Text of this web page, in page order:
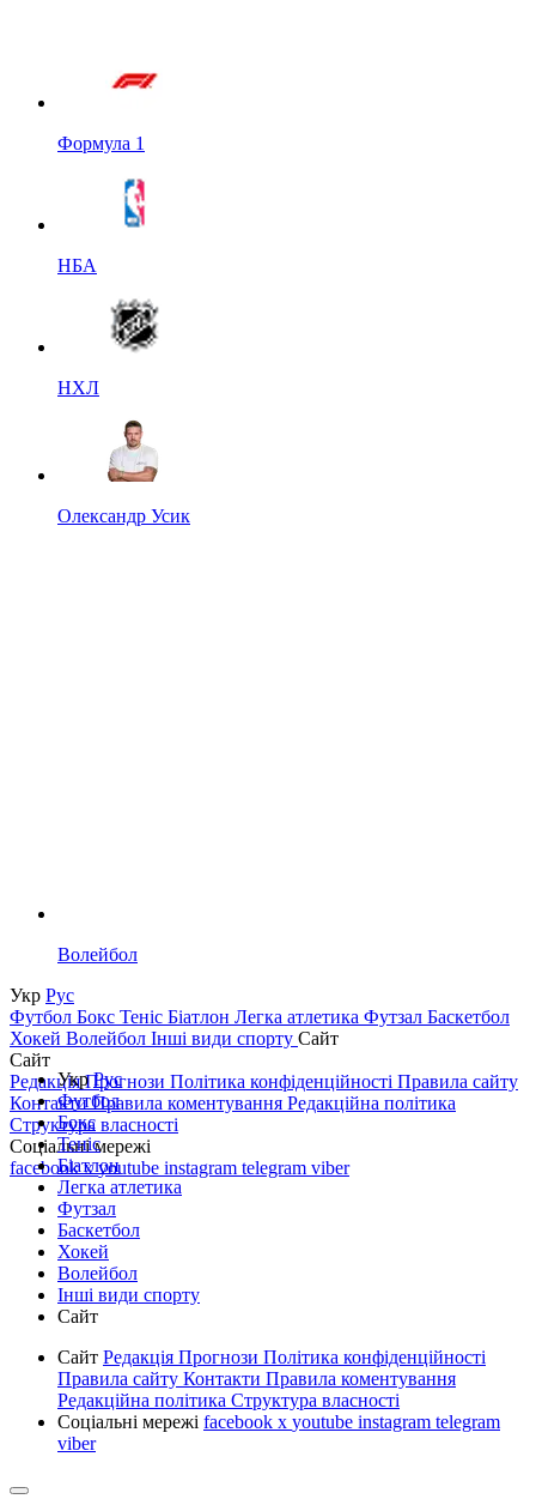
Формула 1
НБА
НХЛ
Олександр Усик
Волейбол
Укр Рус
Футбол Бокс Теніс Біатлон Легка атлетика Футзал Баскетбол
Хокей Волейбол Інші види спорту Сайт
Сайт
РедакціяПрогнози Політика конфіденційності Правила сайту
КонтактиПравила коментування Редакційна політика
Структура власності
Соціальні мережі
facebookxyoutube instagram telegram viber
УкрРус
Футбол
Бокс
Теніс
Біатлон
Легка атлетика
Футзал
Баскетбол
Хокей
Волейбол
Інші види спорту
Сайт
Сайт Редакція Прогнози Політика конфіденційності
Правила сайту Контакти Правила коментування
Редакційна політика Структура власності
Соціальні мережі facebook x youtube instagram telegram
viber